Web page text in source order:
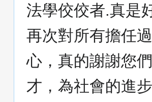
法學佼佼者.真是
再次對所有擔任
心，真的謝謝您
才，為社會的進